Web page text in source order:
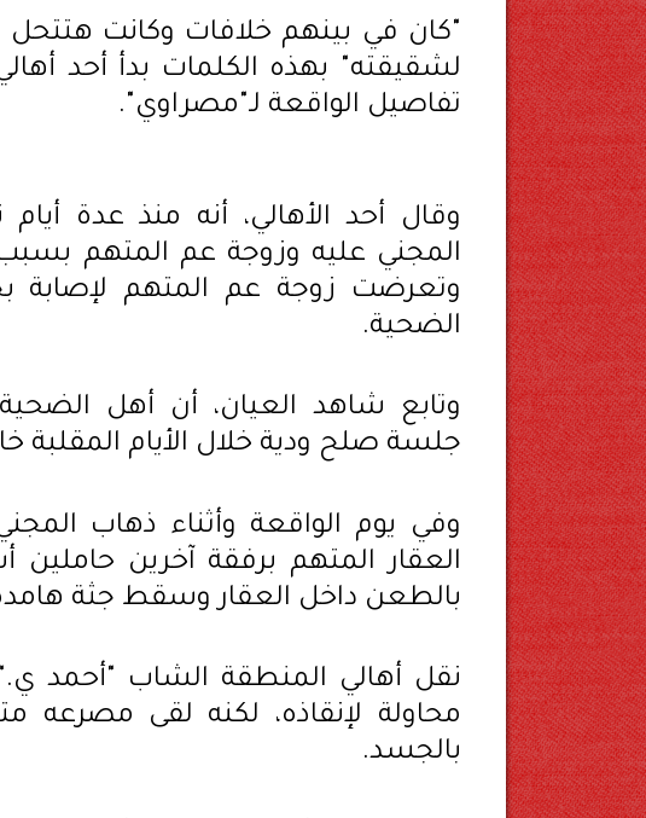
"كان في بينهم خلافات وكانت
لشقيقته" بهذه الكلمات بدأ أحد
تفاصيل الواقعة لـ"مصراوي".
وقال أحد الأهالي، أنه منذ عدة
المجني عليه وزوجة عم المتهم
وتعرضت زوجة عم المتهم
الضحية.
وتابع شاهد العيان، أن أهل
جلسة صلح ودية خلال الأيام المقلبة
وفي يوم الواقعة وأثناء ذهاب
العقار المتهم برفقة آخرين حاملين
بالطعن داخل العقار وسقط جثة
نقل أهالي المنطقة الشاب "أحمد
محاولة لإنقاذه، لكنه لقى مصرعه
بالجسد.